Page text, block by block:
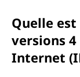
Quelle
versions
Internet